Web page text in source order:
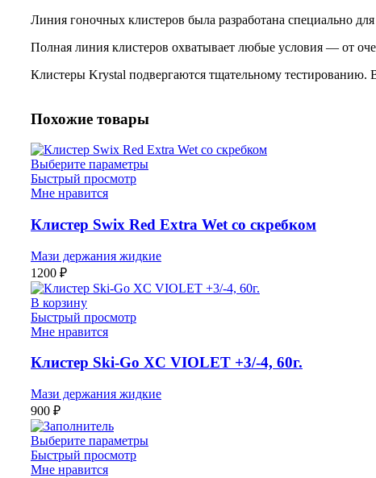
Линия гоночных клистеров была разработана специально
Полная линия клистеров охватывает любые условия — от
Клистеры Krystal подвергаются тщательному
Похожие товары
Выберите параметры
Быстрый просмотр
Мне нравится
Клистер Swix Red Extra Wet со скребком
Мази держания жидкие
1200 ₽
В корзину
Быстрый просмотр
Мне нравится
Клистер Ski-Go XC VIOLET +3/-4, 60г.
Мази держания жидкие
900 ₽
Выберите параметры
Быстрый просмотр
Мне нравится